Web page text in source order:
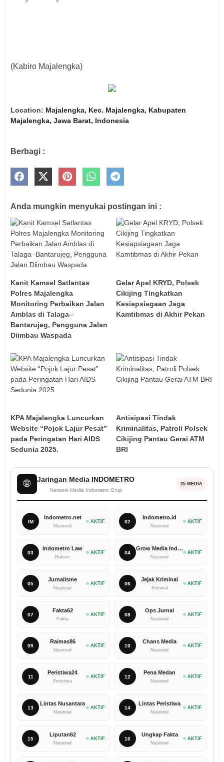
(Kabiro Majalengka)
Location: Majalengka, Kec. Majalengka, Kabupaten
Majalengka, Jawa Barat, Indonesia
Berbagi :
Anda mungkin menyukai postingan ini :
Kanit Kamsel Satlantas
Polres Majalengka
Monitoring Perbaikan Jalan
Amblas di Talaga–
Bantarujeg, Pengguna Jalan
Diimbau Waspada‎
Gelar Apel KRYD, Polsek
Cikijing Tingkatkan
Kesiapsiagaan Jaga
Kamtibmas di Akhir Pekan
KPA Majalengka Luncurkan
Website “Pojok Lajur Pesat”
pada Peringatan Hari AIDS
Sedunia 2025.‎
Antisipasi Tindak
Kriminalitas, Patroli Polsek
Cikijing Pantau Gerai ATM
BRI ‎
🌐 Jaringan Media INDOMETRO
Network Media Indometro Grup
25 MEDIA
IM
Indometro.net
Nasional
AKTIF 02
Indometro.id
Nasional
AKTIF
03
Indometro Law
Hukum
AKTIF 04
Grow Media Indonesia
Nasional
AKTIF
05
Jurnalisme
Nasional
AKTIF 06
Jejak Kriminal
Kriminal
AKTIF
07
Fakta62
Fakta
AKTIF 08
Ops Jurnal
Nasional
AKTIF
09
Raimas86
Nasional
AKTIF 10
Chans Media
Nasional
AKTIF
11
Peristiwa24
Peristiwa
AKTIF 12
Pena Medan
Nasional
AKTIF
13
Lintas Nusantara
Nasional
AKTIF 14
Lintas Peristiwa
Nasional
AKTIF
15
Liputan62
Nasional
AKTIF 16
Ungkap Fakta
Nasional
AKTIF